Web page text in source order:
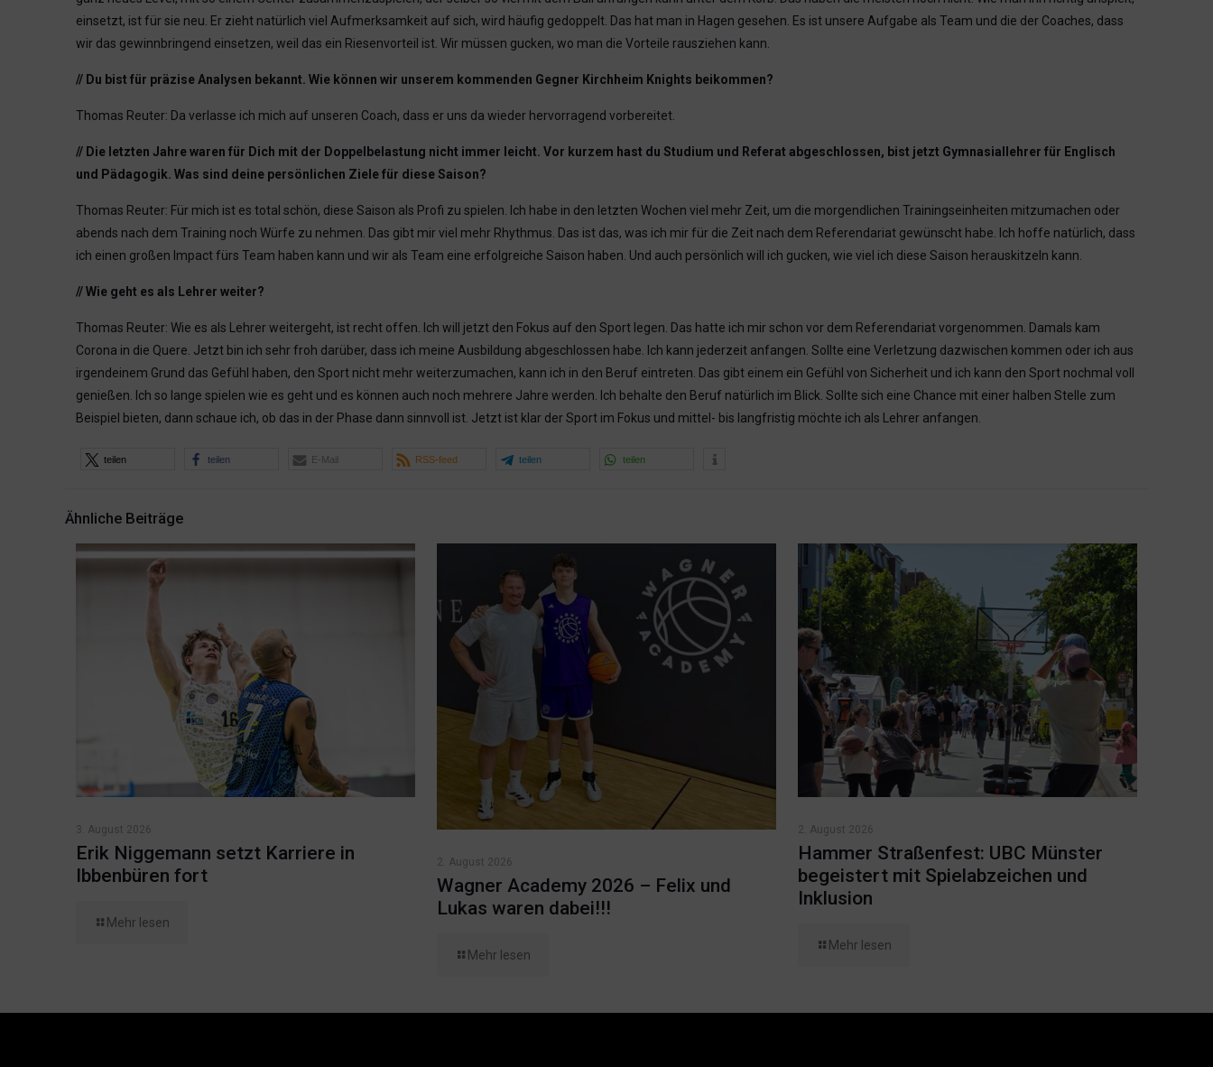
einsetzt, ist für sie neu. Er zieht natürlich viel Aufmerksamkeit auf sich, wird häufig gedoppelt. Das hat man in Hagen gesehen. Es ist unsere Aufgabe als Team und die der Coaches, dass
wir das gewinnbringend einsetzen, weil das ein Riesenvorteil ist. Wir müssen gucken, wo man die Vorteile rausziehen kann.
// Du bist für präzise Analysen bekannt. Wie können wir unserem kommenden Gegner Kirchheim Knights beikommen?
Thomas Reuter: Da verlasse ich mich auf unseren Coach, dass er uns da wieder hervorragend vorbereitet.
// Die letzten Jahre waren für Dich mit der Doppelbelastung nicht immer leicht. Vor kurzem hast du Studium und Referat abgeschlossen, bist jetzt Gymnasiallehrer für Englisch
und Pädagogik. Was sind deine persönlichen Ziele für diese Saison?
Thomas Reuter: Für mich ist es total schön, diese Saison als Profi zu spielen. Ich habe in den letzten Wochen viel mehr Zeit, um die morgendlichen Trainingseinheiten mitzumachen oder
abends nach dem Training noch Würfe zu nehmen. Das gibt mir viel mehr Rhythmus. Das ist das, was ich mir für die Zeit nach dem Referendariat gewünscht habe. Ich hoffe natürlich, dass
ich einen großen Impact fürs Team haben kann und wir als Team eine erfolgreiche Saison haben. Und auch persönlich will ich gucken, wie viel ich diese Saison herauskitzeln kann.
// Wie geht es als Lehrer weiter?
Thomas Reuter: Wie es als Lehrer weitergeht, ist recht offen. Ich will jetzt den Fokus auf den Sport legen. Das hatte ich mir schon vor dem Referendariat vorgenommen. Damals kam
Corona in die Quere. Jetzt bin ich sehr froh darüber, dass ich meine Ausbildung abgeschlossen habe. Ich kann jederzeit anfangen. Sollte eine Verletzung dazwischen kommen oder ich aus
irgendeinem Grund das Gefühl haben, den Sport nicht mehr weiterzumachen, kann ich in den Beruf eintreten. Das gibt einem ein Gefühl von Sicherheit und ich kann den Sport nochmal voll
genießen. Ich so lange spielen wie es geht und es können auch noch mehrere Jahre werden. Ich behalte den Beruf natürlich im Blick. Sollte sich eine Chance mit einer halben Stelle zum
Beispiel bieten, dann schaue ich, ob das in der Phase dann sinnvoll ist. Jetzt ist klar der Sport im Fokus und mittel- bis langfristig möchte ich als Lehrer anfangen.
teilen teilen E-Mail RSS-feed teilen teilen
Ähnliche Beiträge
3. August 2026
Erik Niggemann setzt Karriere in
Ibbenbüren fort
Mehr lesen
2. August 2026
Wagner Academy 2026 – Felix und
Lukas waren dabei!!!
Mehr lesen
2. August 2026
Hammer Straßenfest: UBC Münster
begeistert mit Spielabzeichen und
Inklusion
Mehr lesen